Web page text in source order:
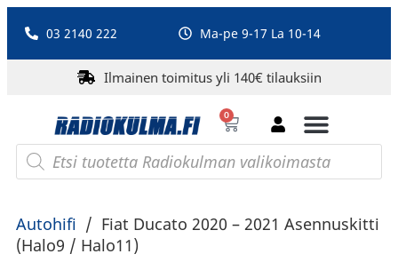
03 2140 222 Ma-pe 9-17 La 10-14
Ilmainen toimitus yli 140€ tilauksiin
0
Autohifi / Fiat Ducato 2020 – 2021 Asennuskitti
(Halo9 / Halo11)